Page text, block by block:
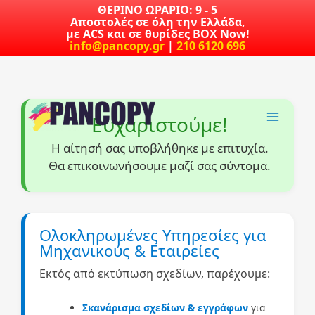
ΘΕΡΙΝΟ ΩΡΑΡΙΟ: 9 - 5
Αποστολές σε όλη την Ελλάδα,
με ACS και σε θυρίδες BOX Now!
info@pancopy.gr | 210 6120 696
Skip
to
content
Ευχαριστούμε!
Η αίτησή σας υποβλήθηκε με επιτυχία.
Θα επικοινωνήσουμε μαζί σας σύντομα.
Ολοκληρωμένες Υπηρεσίες για
Μηχανικούς & Εταιρείες
Εκτός από εκτύπωση σχεδίων, παρέχουμε:
Σκανάρισμα σχεδίων & εγγράφων για